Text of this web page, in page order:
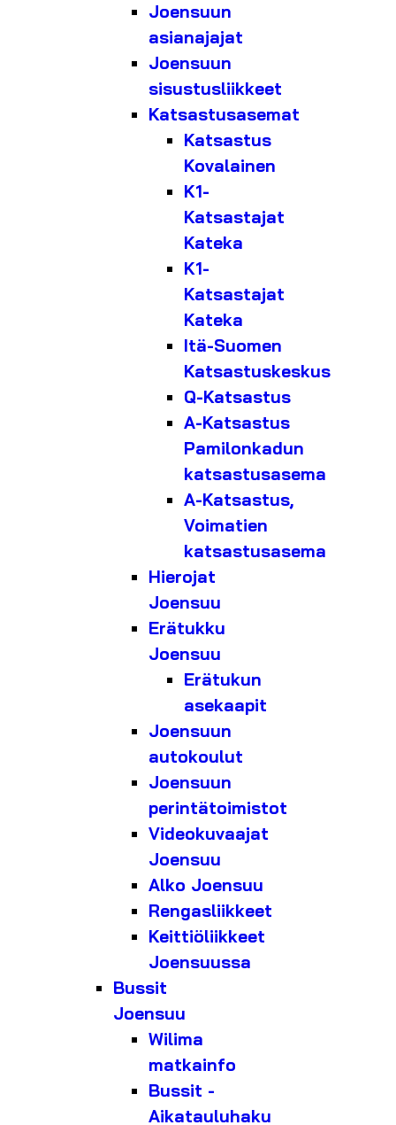
Joensuun
asianajajat
Joensuun
sisustusliikkeet
Katsastusasemat
Katsastus
Kovalainen
K1-
Katsastajat
Kateka
K1-
Katsastajat
Kateka
Itä-Suomen
Katsastuskeskus
Q-Katsastus
A-Katsastus
Pamilonkadun
katsastusasema
A-Katsastus,
Voimatien
katsastusasema
Hierojat
Joensuu
Erätukku
Joensuu
Erätukun
asekaapit
Joensuun
autokoulut
Joensuun
perintätoimistot
Videokuvaajat
Joensuu
Alko Joensuu
Rengasliikkeet
Keittiöliikkeet
Joensuussa
Bussit
Joensuu
Wilima
matkainfo
Bussit -
Aikatauluhaku